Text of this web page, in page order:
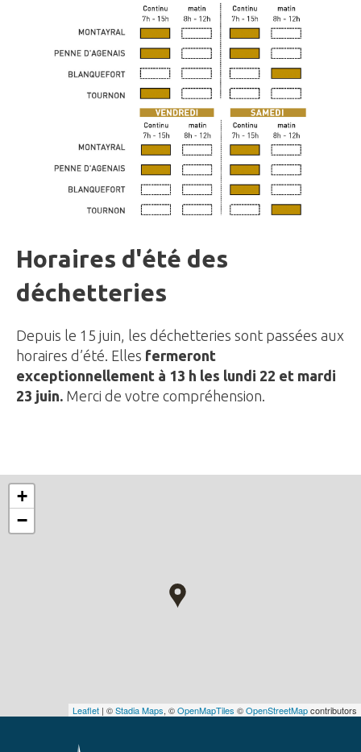
Horaires d'été des
déchetteries
Depuis le 15 juin, les déchetteries sont passées aux
horaires d’été. Elles fermeront
exceptionnellement à 13 h les lundi 22 et mardi
23 juin. Merci de votre compréhension.
+
−
Leaflet | ©Stadia Maps, ©OpenMapTiles ©OpenStreetMapcontributors